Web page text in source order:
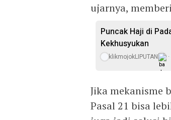
ujarnya,
Puncak Haji di
Kekhusyukan
klikmojokLIPUTAN
Jika mekanisme
Pasal 21 bisa